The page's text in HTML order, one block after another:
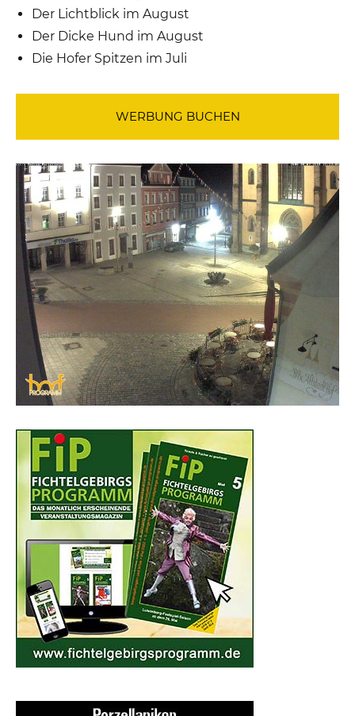
Der Lichtblick im August
Der Dicke Hund im August
Die Hofer Spitzen im Juli
WERBUNG BUCHEN